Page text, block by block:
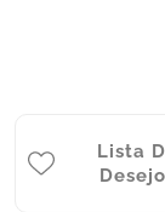
Lista